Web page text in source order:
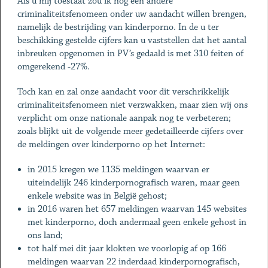
criminaliteitsfenomeen onder uw aandacht willen brengen,
namelijk de bestrijding van kinderporno. In de u ter
beschikking gestelde cijfers kan u vaststellen dat het aantal
inbreuken opgenomen in PV’s gedaald is met 310 feiten of
omgerekend -27%.
Toch kan en zal onze aandacht voor dit verschrikkelijk
criminaliteitsfenomeen niet verzwakken, maar zien wij ons
verplicht om onze nationale aanpak nog te verbeteren;
zoals blijkt uit de volgende meer gedetailleerde cijfers over
de meldingen over kinderporno op het Internet:
in 2015 kregen we 1135 meldingen waarvan er
uiteindelijk 246 kinderpornografisch waren, maar geen
enkele website was in België gehost;
in 2016 waren het 657 meldingen waarvan 145 websites
met kinderporno, doch andermaal geen enkele gehost in
ons land;
tot half mei dit jaar klokten we voorlopig af op 166
meldingen waarvan 22 inderdaad kinderpornografisch,